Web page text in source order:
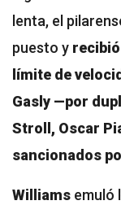
lenta, el
puesto y
límite de
Gasly —por
Stroll, Oscar
sancionados
Williams emuló